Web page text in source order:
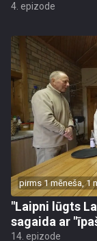
4. epizode
pirms 1 mēneša, 1
"Laipni lūgts
sagaida ar
14. epizode